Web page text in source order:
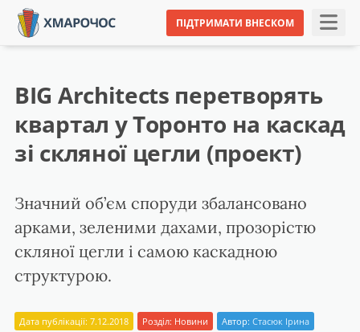
ПІДТРИМАТИ ВНЕСКОМ
BIG Architects перетворять
квартал у Торонто на каскад
зі скляної цегли (проект)
Значний об’єм споруди збалансовано
арками, зеленими дахами, прозорістю
скляної цегли і самою каскадною
структурою.
Дата публікації: 7.12.2018 Розділ: Новини Автор: Стасюк Ірина